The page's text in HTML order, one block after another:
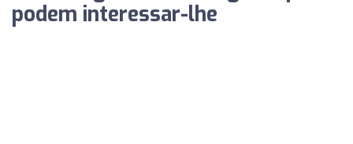
podem interessar-lhe